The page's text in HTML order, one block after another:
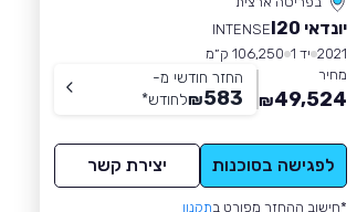
יונדאי I20
INTENSE
2021 יד 1
106,250 ק״מ
מחיר
49,524
₪
החזר חודשי מ-
583
₪לחודש*
לפגישה בסוכנות יצירת קשר
*חישוב ההחזר מפורט בתקנון